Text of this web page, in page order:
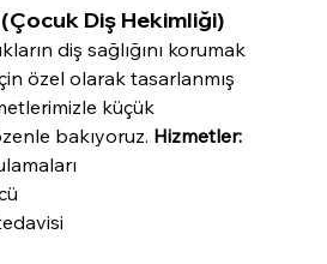
Diş Hekimliği)
diş sağlığını korumak
özel olarak tasarlanmış
küçük
bakıyoruz. Hizmetler: